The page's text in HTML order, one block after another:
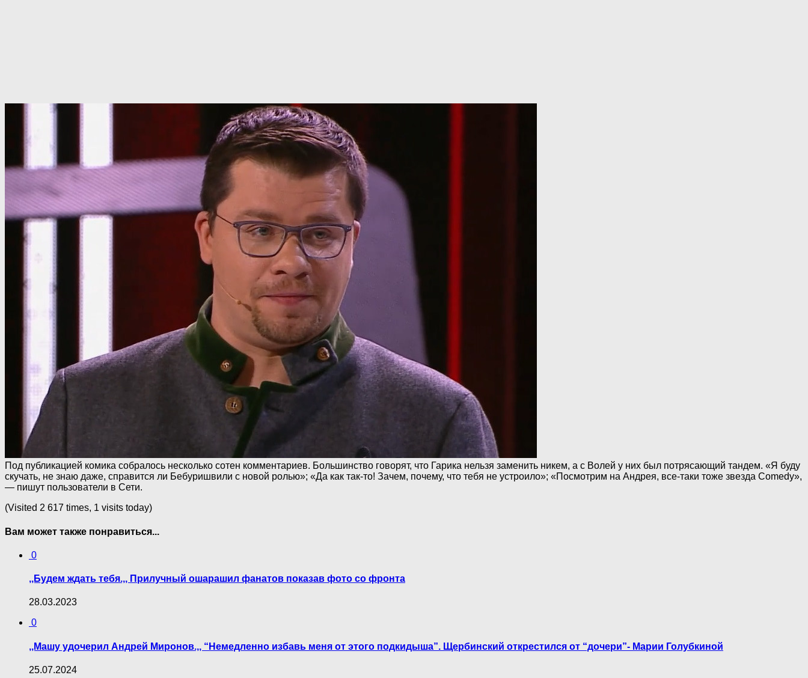
Под публикацией комика собралось несколько сотен комментариев. Большинство говорят, что Гарика нельзя заменить никем, а с Волей у них был потрясающий тандем. «Я буду
скучать, не знаю даже, справится ли Бебуришвили с новой ролью»; «Да как так-то! Зачем, почему, что тебя не устроило»; «Посмотрим на Андрея, все-таки тоже звезда Comedy»,
— пишут пользователи в Сети.
(Visited 2 617 times, 1 visits today)
Вам может также понравиться...
0
,,Будем ждать тебя.,, Прилучный ошарашил фанатов показав фото со фронта
28.03.2023
0
,,Машу удочерил Андрей Миронов.,, “Немедленно избавь меня от этого подкидыша”. Щербинский открестился от “дочери”- Марии Голубкиной
25.07.2024